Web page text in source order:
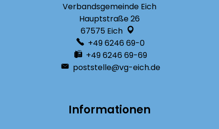
Verbandsgemeinde Eich
Hauptstraße 26
67575 Eich
+49 6246 69-0
+49 6246 69-69
poststelle@vg-eich.de
Informationen